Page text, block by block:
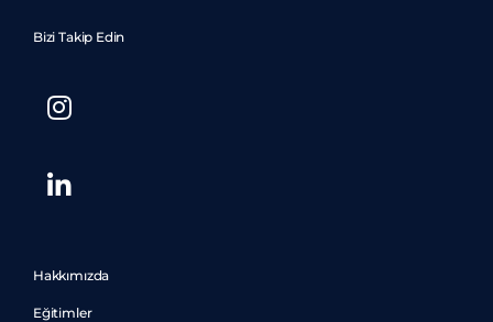
Bizi Takip Edin
Hakkımızda
Eğitimler